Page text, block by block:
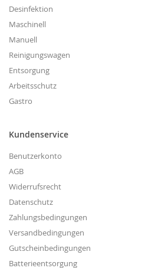
Desinfektion
Maschinell
Manuell
Reinigungswagen
Entsorgung
Arbeitsschutz
Gastro
Kundenservice
Benutzerkonto
AGB
Widerrufsrecht
Datenschutz
Zahlungsbedingungen
Versandbedingungen
Gutscheinbedingungen
Batterieentsorgung